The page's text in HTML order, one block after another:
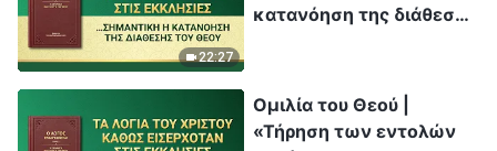
22:27
κατανόηση της διάθεσης
Ομιλία του Θεού |
«Τήρηση των εντολών